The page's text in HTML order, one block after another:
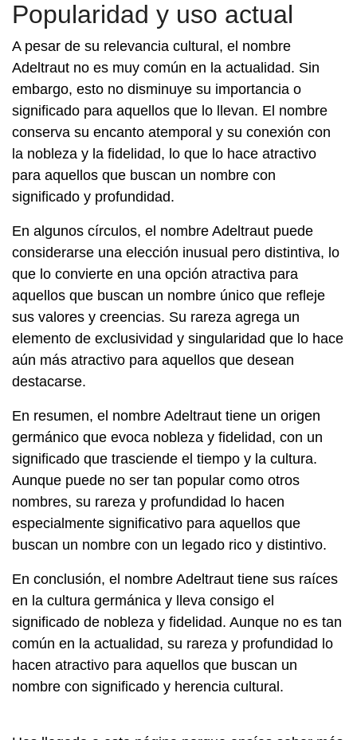
Popularidad y uso actual
A pesar de su relevancia cultural, el nombre
Adeltraut no es muy común en la actualidad. Sin
embargo, esto no disminuye su importancia o
significado para aquellos que lo llevan. El nombre
conserva su encanto atemporal y su conexión con
la nobleza y la fidelidad, lo que lo hace atractivo
para aquellos que buscan un nombre con
significado y profundidad.
En algunos círculos, el nombre Adeltraut puede
considerarse una elección inusual pero distintiva, lo
que lo convierte en una opción atractiva para
aquellos que buscan un nombre único que refleje
sus valores y creencias. Su rareza agrega un
elemento de exclusividad y singularidad que lo hace
aún más atractivo para aquellos que desean
destacarse.
En resumen, el nombre Adeltraut tiene un origen
germánico que evoca nobleza y fidelidad, con un
significado que trasciende el tiempo y la cultura.
Aunque puede no ser tan popular como otros
nombres, su rareza y profundidad lo hacen
especialmente significativo para aquellos que
buscan un nombre con un legado rico y distintivo.
En conclusión, el nombre Adeltraut tiene sus raíces
en la cultura germánica y lleva consigo el
significado de nobleza y fidelidad. Aunque no es tan
común en la actualidad, su rareza y profundidad lo
hacen atractivo para aquellos que buscan un
nombre con significado y herencia cultural.